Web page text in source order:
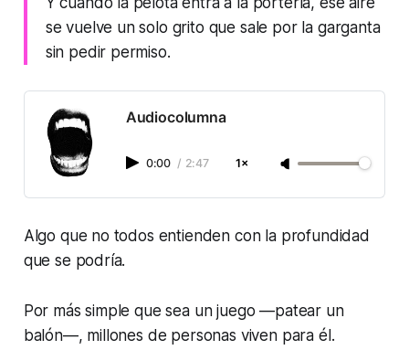
se vuelve un solo grito que sale por la garganta
sin pedir permiso.
Audiocolumna
0:00 / 2:47 1×
Algo que no todos entienden con la profundidad
que se podría.
Por más simple que sea un juego —patear un
balón—, millones de personas viven para él.